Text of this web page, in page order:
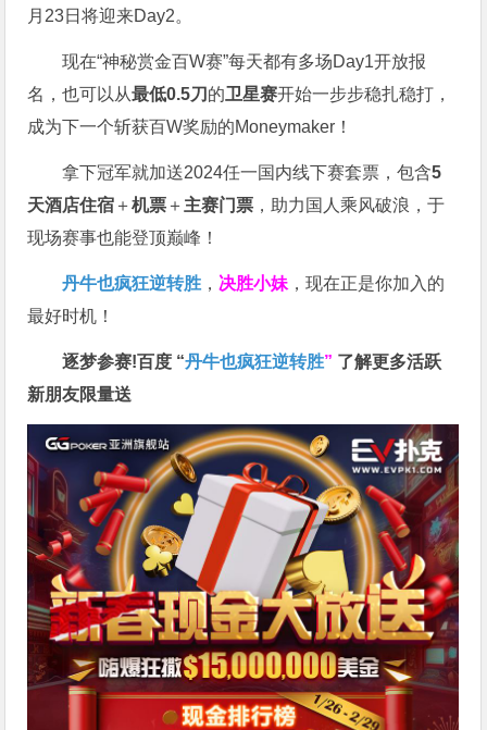
月23日将迎来Day2。
现在“神秘赏金百W赛”每天都有多场Day1开放报
名，也可以从最低0.5刀 的卫星赛开始一步步稳扎稳打，
成为下一个斩获百W奖励的Moneymaker！
拿下冠军就加送2024任一国内线下赛套票，包含5
天酒店住宿 ＋机票 ＋ 主赛门票 ，助力国人乘风破浪，于
现场赛事也能登顶巅峰！
丹牛也疯狂逆转胜 ， 决胜小妹 ，现在正是你加入的
最好时机！
逐梦参赛!百度 “丹牛也疯狂逆转胜” 了解更多活跃
新朋友限量送